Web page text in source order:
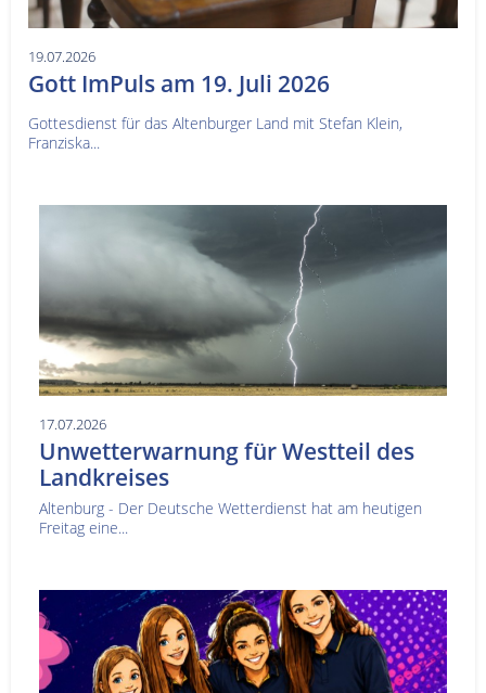
19.07.2026
Gott ImPuls am 19. Juli 2026
Gottesdienst für das Altenburger Land mit Stefan Klein,
Franziska...
17.07.2026
Unwetterwarnung für Westteil des
Landkreises
Altenburg - Der Deutsche Wetterdienst hat am heutigen
Freitag eine...